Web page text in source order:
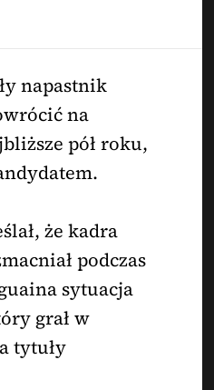
napastnik
na
pół roku,
że kadra
podczas
sytuacja
grał w
tytuły